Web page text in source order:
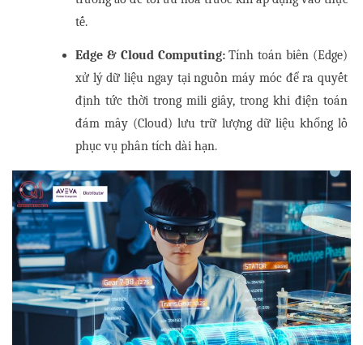
tế.
Edge & Cloud Computing: Tính toán biên (Edge)
xử lý dữ liệu ngay tại nguồn máy móc để ra quyết
định tức thời trong mili giây, trong khi điện toán
đám mây (Cloud) lưu trữ lượng dữ liệu khổng lồ
phục vụ phân tích dài hạn.